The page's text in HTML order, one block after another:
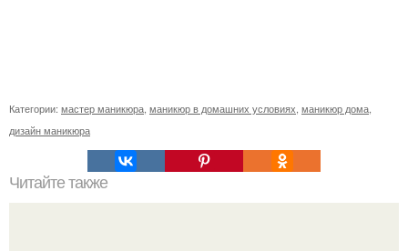
Категории: мастер маникюра маникюр в домашних условиях маникюр дома
дизайн маникюра
Читайте также